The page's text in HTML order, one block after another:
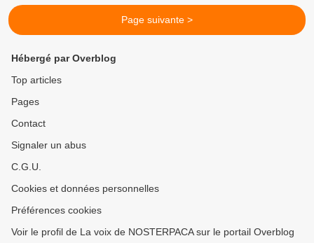
Page suivante >
Hébergé par Overblog
Top articles
Pages
Contact
Signaler un abus
C.G.U.
Cookies et données personnelles
Préférences cookies
Voir le profil de La voix de NOSTERPACA sur le portail Overblog